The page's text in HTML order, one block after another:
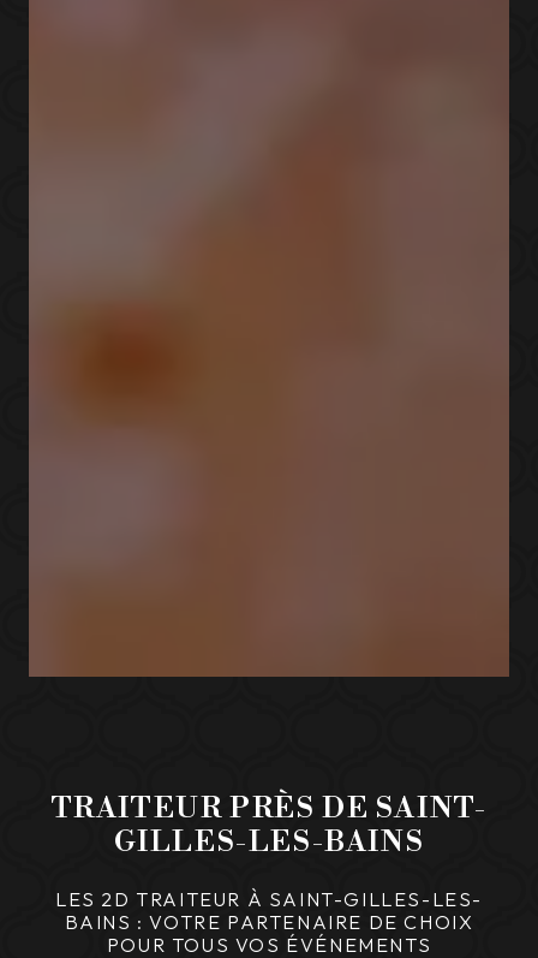
TRAITEUR PRÈS DE SAINT-
GILLES-LES-BAINS
LES 2D TRAITEUR À SAINT-GILLES-LES-
BAINS : VOTRE PARTENAIRE DE CHOIX
POUR TOUS VOS ÉVÉNEMENTS